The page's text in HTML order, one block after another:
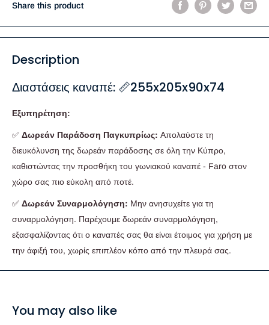
Share this product
Description
Διαστάσεις καναπέ: 📏255x205x90x74
Εξυπηρέτηση:
✅ Δωρεάν Παράδοση Παγκυπρίως: Απολαύστε τη
διευκόλυνση της δωρεάν παράδοσης σε όλη την Κύπρο,
καθιστώντας την προσθήκη του γωνιακού καναπέ - Faro στον
χώρο σας πιο εύκολη από ποτέ.
✅ Δωρεάν Συναρμολόγηση: Μην ανησυχείτε για τη
συναρμολόγηση. Παρέχουμε δωρεάν συναρμολόγηση,
εξασφαλίζοντας ότι ο καναπές σας θα είναι έτοιμος για χρήση με
την άφιξή του, χωρίς επιπλέον κόπο από την πλευρά σας.
You may also like